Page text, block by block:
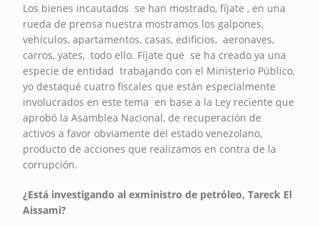
Los bienes incautados se han mostrado, fíjate , en una
rueda de prensa nuestra mostramos los galpones,
vehículos, apartamentos, casas, edificios, aeronaves,
carros, yates, todo ello. Fíjate que se ha creado ya una
especie de entidad trabajando con el Ministerio Público,
yo destaqué cuatro fiscales que están especialmente
involucrados en este tema en base a la Ley reciente que
aprobó la Asamblea Nacional, de recuperación de
activos a favor obviamente del estado venezolano,
producto de acciones que realizamos en contra de la
corrupción.
¿Está investigando al exministro de petróleo, Tareck El
Aissami?